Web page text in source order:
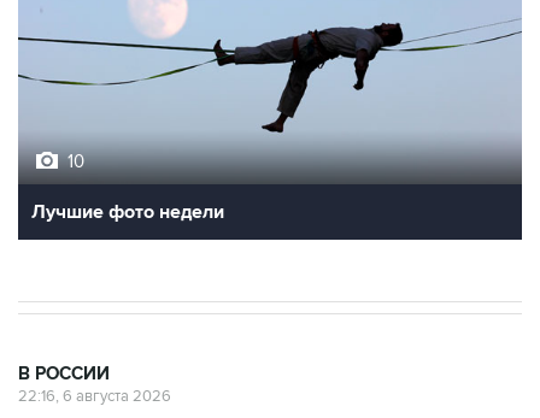
10
Лучшие фото недели
В РОССИИ
22:16, 6 августа 2026